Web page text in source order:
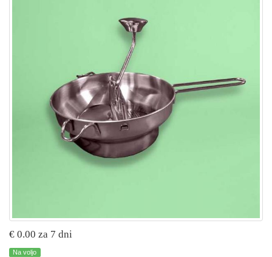
€ 0.00 za 7 dni
Na voljo